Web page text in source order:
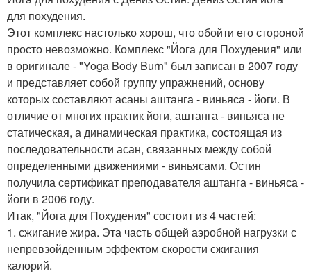
для похудения.
Этот комплекс настолько хорош, что обойти его стороной
просто невозможно. Комплекс "Йога для Похудения" или
в оригинале - "Yoga Body Burn" был записан в 2007 году
и представляет собой группу упражнений, основу
которых составляют асаны аштанга - виньяса - йоги. В
отличие от многих практик йоги, аштанга - виньяса не
статическая, а динамическая практика, состоящая из
последовательности асан, связанных между собой
определенными движениями - виньясами. Остин
получила сертификат преподавателя аштанга - виньяса -
йоги в 2006 году.
Итак, "Йога для Похудения" состоит из 4 частей:
1. сжигание жира. Эта часть общей аэробной нагрузки с
непревзойденным эффектом скорости сжигания
калорий.